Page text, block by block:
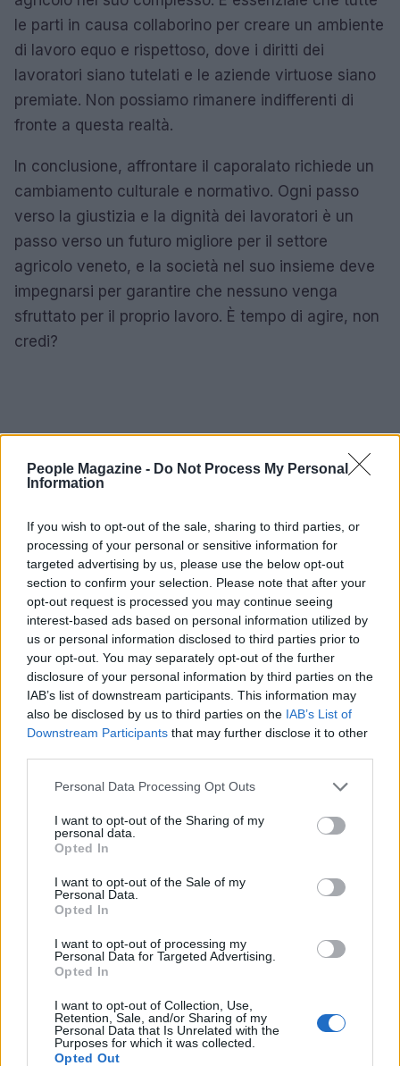
People Magazine - Do Not Process My Personal
Information
If you wish to opt-out of the sale, sharing to third parties, or
processing of your personal or sensitive information for
targeted advertising by us, please use the below opt-out
section to confirm your selection. Please note that after your
opt-out request is processed you may continue seeing
interest-based ads based on personal information utilized by
us or personal information disclosed to third parties prior to
your opt-out. You may separately opt-out of the further
disclosure of your personal information by third parties on the
IAB’s list of downstream participants. This information may
also be disclosed by us to third parties on the IAB’s List of
Downstream Participants that may further disclose it to other
Please note that this website/app uses one or more Google
not limited to your visit or usage behaviour. You may click to
grant or deny consent to Google and its third-party tags to
use your data for below specified purposes in below Google
consent section.
Personal Data Processing Opt Outs
I want to opt-out of the Sharing of my
personal data.
Opted In
I want to opt-out of the Sale of my
Personal Data.
Opted In
I want to opt-out of processing my
Personal Data for Targeted Advertising.
Opted In
I want to opt-out of Collection, Use,
Retention, Sale, and/or Sharing of my
Personal Data that Is Unrelated with the
Purposes for which it was collected.
Opted Out
le parti in causa collaborino per creare un ambiente
di lavoro equo e rispettoso, dove i diritti dei
lavoratori siano tutelati e le aziende virtuose siano
premiate. Non possiamo rimanere indifferenti di
fronte a questa realtà.
In conclusione, affrontare il caporalato richiede un
cambiamento culturale e normativo. Ogni passo
verso la giustizia e la dignità dei lavoratori è un
passo verso un futuro migliore per il settore
agricolo veneto, e la società nel suo insieme deve
impegnarsi per garantire che nessuno venga
sfruttato per il proprio lavoro. È tempo di agire, non
credi?
AUTORE
AiAdhubMedia